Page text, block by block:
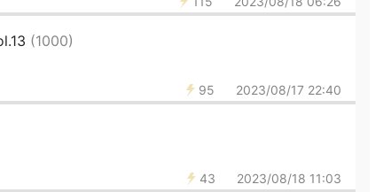
(1000)
95 2023/08/17 22:40
43 2023/08/18 11:03